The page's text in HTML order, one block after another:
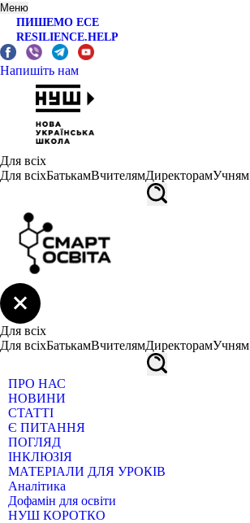
Меню
ПИШЕМО ЕСЕ
RESILIENCE.HELP
Напишіть нам
Для всіх
Для всіхБатькамВчителямДиректорамУчням
Для всіх
Для всіхБатькамВчителямДиректорамУчням
ПРО НАС
НОВИНИ
СТАТТІ
Є ПИТАННЯ
ПОГЛЯД
ІНКЛЮЗІЯ
МАТЕРІАЛИ ДЛЯ УРОКІВ
Аналітика
Дофамін для освіти
НУШ КОРОТКО